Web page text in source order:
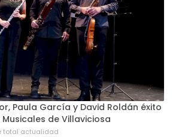
Paula García y David Roldán éxito
de Villaviciosa
total actualidad